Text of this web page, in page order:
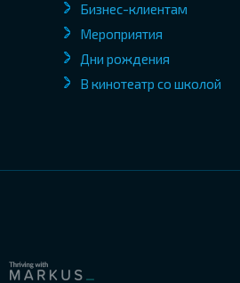
Бизнес-клиентам
Мероприятия
Дни рождения
В кинотеатр со школой